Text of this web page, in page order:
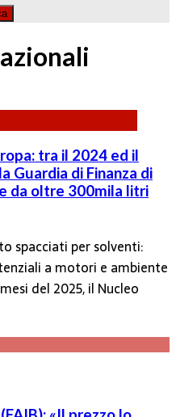
tra il 2024 ed il
Guardia di Finanza di
da oltre 300mila litri
spacciati per solventi:
a motori e ambiente
del 2025, il Nucleo